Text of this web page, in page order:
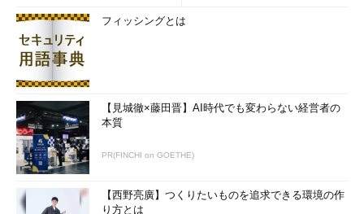
まう。
ォルトはオフ）。これをオンにすると、パスワードが保存されて
しまい、そのユーザーのログオン中はパスワードなしでファイル
を開けるようになってしまう。
用フォルダファイルを開こうとすると、パスワードの入力を要求
フィッシングとは
【見城徹×藤田晋】AI時代でも変わらない経営者の
本質
PR(FINCHI on GOETHE)
【西野亮廣】つくりたいものを追求できる環境の作
り方とは